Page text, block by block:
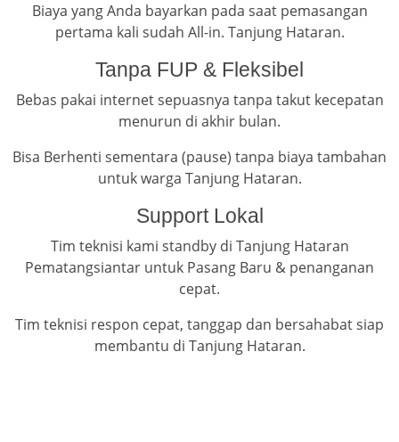
Biaya yang Anda bayarkan pada saat pemasangan
pertama kali sudah All-in. Tanjung Hataran.
Tanpa FUP & Fleksibel
Bebas pakai internet sepuasnya tanpa takut kecepatan
menurun di akhir bulan.
Bisa Berhenti sementara (pause) tanpa biaya tambahan
untuk warga Tanjung Hataran.
Support Lokal
Tim teknisi kami standby di Tanjung Hataran
Pematangsiantar untuk Pasang Baru & penanganan
cepat.
Tim teknisi respon cepat, tanggap dan bersahabat siap
membantu di Tanjung Hataran.